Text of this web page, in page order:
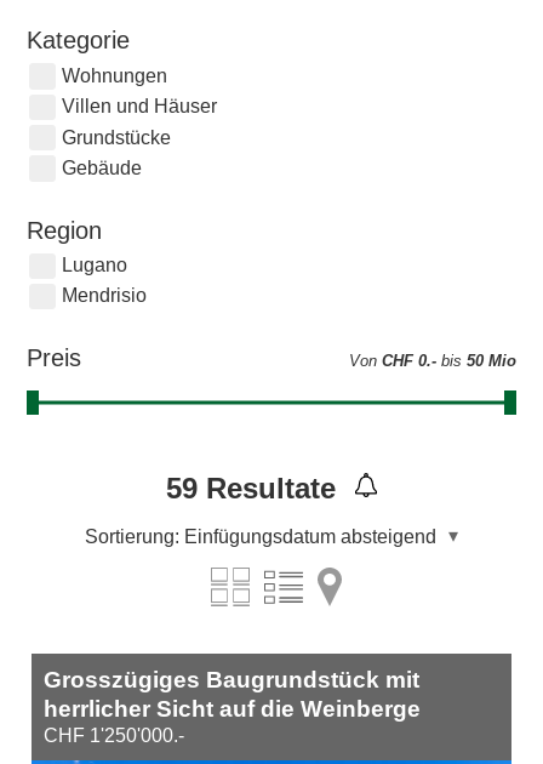
Kategorie
Wohnungen
Villen und Häuser
Grundstücke
Gebäude
Region
Lugano
Mendrisio
Preis Von CHF 0.- bis 50 Mio
59Resultate
Sortierung: Einfügungsdatum absteigend
Grosszügiges Baugrundstück mit
herrlicher Sicht auf die Weinberge
CHF 1'250'000.-